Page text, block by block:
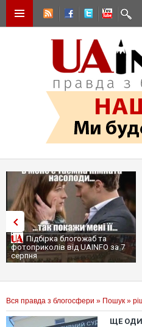
Підбірка блогожаб та
фотоприколів від UAINFO за 7
серпня
Вся правда з блогосфери » Пошук »
ЩЕ